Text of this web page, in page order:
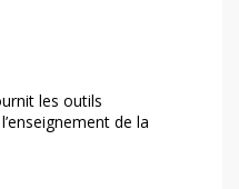
les outils
de la